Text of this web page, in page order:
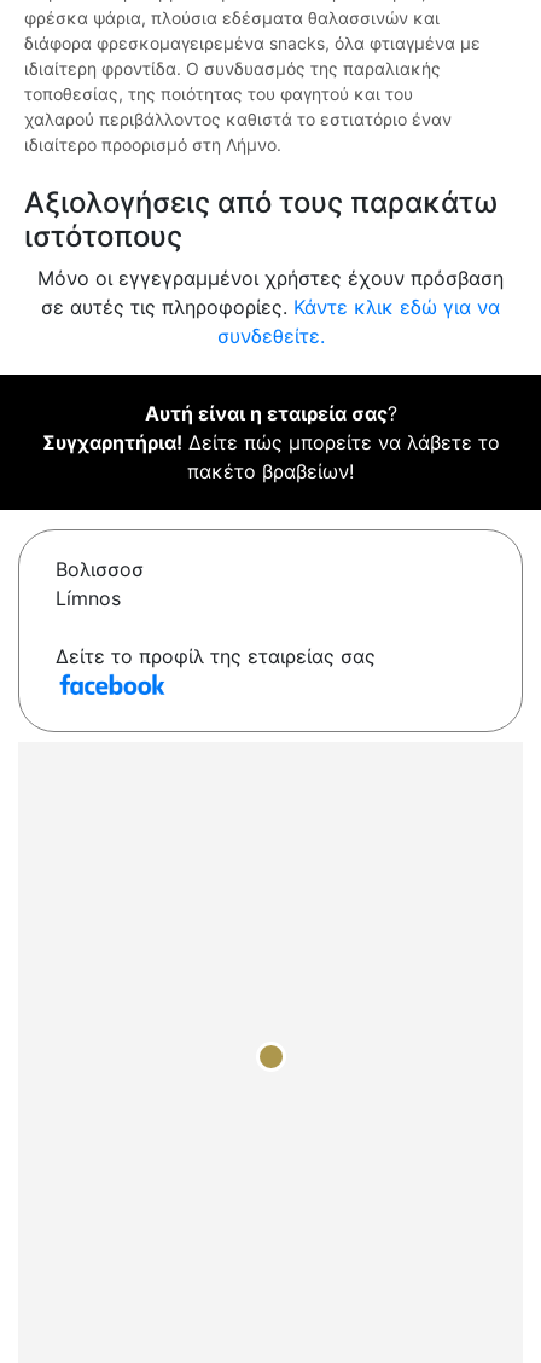
φρέσκα ψάρια, πλούσια εδέσματα θαλασσινών και
διάφορα φρεσκομαγειρεμένα snacks, όλα φτιαγμένα με
ιδιαίτερη φροντίδα. Ο συνδυασμός της παραλιακής
τοποθεσίας, της ποιότητας του φαγητού και του
χαλαρού περιβάλλοντος καθιστά το εστιατόριο έναν
ιδιαίτερο προορισμό στη Λήμνο.
Αξιολογήσεις από τους παρακάτω
ιστότοπους
Μόνο οι εγγεγραμμένοι χρήστες έχουν πρόσβαση
σε αυτές τις πληροφορίες. Κάντε κλικ εδώ για να
συνδεθείτε.
Αυτή είναι η εταιρεία σας?
Συγχαρητήρια! Δείτε πώς μπορείτε να λάβετε το
πακέτο βραβείων!
Βολισσοσ
Límnos
Δείτε το προφίλ της εταιρείας σας